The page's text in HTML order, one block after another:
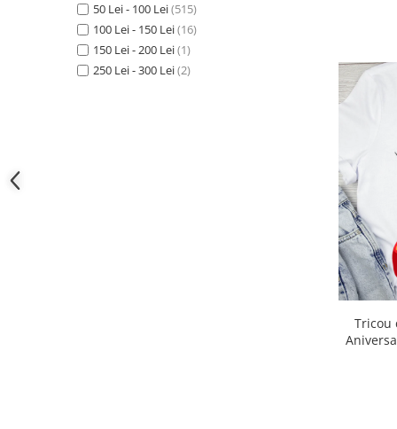
Cadouri pentru Doctori
Cadouri pentru Sfânta Maria
50 Lei - 100 Lei(515)
100 Lei - 150 Lei(16)
150 Lei - 200 Lei(1)
250 Lei - 300 Lei(2)
Tricou cu Masina Mc